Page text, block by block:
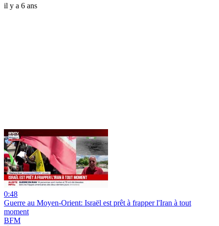
il y a 6 ans
0:48
Guerre au Moyen-Orient: Israël est prêt à frapper l'Iran à tout
moment
BFM